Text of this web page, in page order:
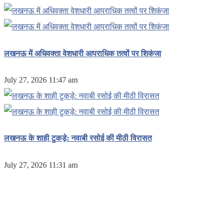
लखनऊ में अधिवक्ता वेशधारी आपराधिक तत्वों पर शिकंजा
July 27, 2026 11:47 am
लखनऊ के शाही टुकड़े: नवाबी रसोई की मीठी विरासत
July 27, 2026 11:31 am